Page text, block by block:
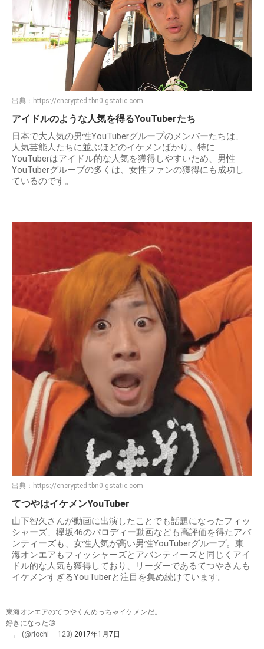
出典： https://encrypted-tbn0.gstatic.com
アイドルのような人気を得るYouTuberたち
日本で大人気の男性YouTuberグループのメンバーたちは、
人気芸能人たちに並ぶほどのイケメンばかり。特に
YouTuberはアイドル的な人気を獲得しやすいため、男性
YouTuberグループの多くは、女性ファンの獲得にも成功し
ているのです。
出典： https://encrypted-tbn0.gstatic.com
てつやはイケメンYouTuber
山下智久さんが動画に出演したことでも話題になったフィッ
シャーズ、欅坂46のパロディー動画なども高評価を得たアバ
ンティーズも、女性人気が高い男性YouTuberグループ。東
海オンエアもフィッシャーズとアバンティーズと同じくアイ
ドル的な人気も獲得しており、リーダーであるてつやさんも
イケメンすぎるYouTuberと注目を集め続けています。
東海オンエアのてつやくんめっちゃイケメンだ。
好きになった😘
— 。 (@riochi___123) 2017年1月7日